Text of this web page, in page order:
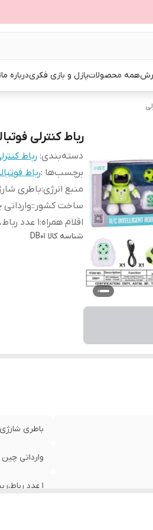
همه محصولاتپازل و بازی فکریدرباره ما
رباط کنترلی
دسته‌بندی: رباط
برچسب‌ها :رباط
منبع انرژی:باطری
ساخت کشور::
اقلام همراه:۱ عدد رباط،ریموت کنترل،کابل usb،توپ و ...
شناسه کالا DB01
باطری شارژی
وارداتی چین
۱ عدد رباط،ریموت کنترل،کابل usb،توپ و ...